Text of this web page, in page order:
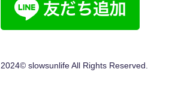
2024© slowsunlife All Rights Reserved.